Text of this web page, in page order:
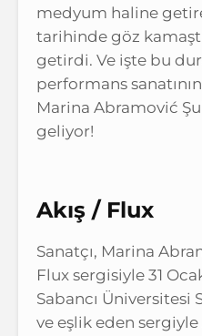
medyum haline
tarihinde göz
getirdi. Ve işte bu
performans sanatının
Marina Abramović
geliyor!
Akış / Flux
Sanatçı, Marina
Flux sergisiyle 31
Sabancı Üniversitesi
ve eşlik eden sergiyle